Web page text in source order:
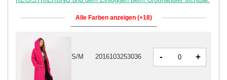
Alle Farben anzeigen (+18)
S/M 2016103253036 - +